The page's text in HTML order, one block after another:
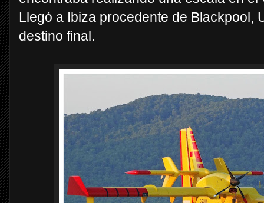
Llegó a Ibiza procedente de Blackpool,
destino final.